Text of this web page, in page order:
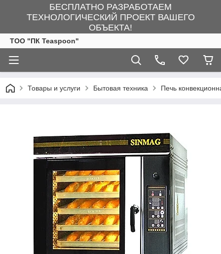
БЕСПЛАТНО РАЗРАБОТАЕМ
ТЕХНОЛОГИЧЕСКИЙ ПРОЕКТ ВАШЕГО
ОБЪЕКТА!
ТОО "ПК Teaspoon"
Товары и услуги Бытовая техника Печь